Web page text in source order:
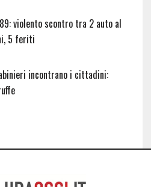
violento scontro tra 2 auto al
5 feriti
incontrano i cittadini: